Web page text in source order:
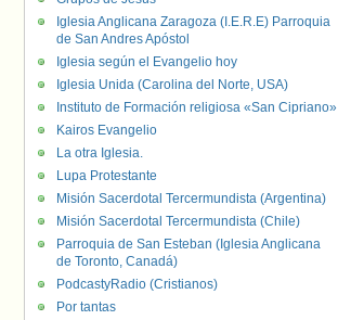
Iglesia Anglicana Zaragoza (I.E.R.E) Parroquia
de San Andres Apóstol
Iglesia según el Evangelio hoy
Iglesia Unida (Carolina del Norte, USA)
Instituto de Formación religiosa «San Cipriano»
Kairos Evangelio
La otra Iglesia.
Lupa Protestante
Misión Sacerdotal Tercermundista (Argentina)
Misión Sacerdotal Tercermundista (Chile)
Parroquia de San Esteban (Iglesia Anglicana
de Toronto, Canadá)
PodcastyRadio (Cristianos)
Por tantas